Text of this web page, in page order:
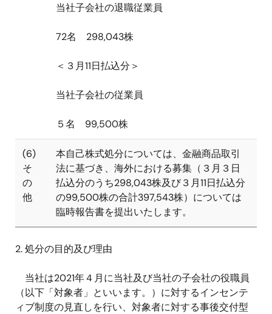
当社子会社の退職従業員
72名 298,043株
＜３月11日払込分＞
当社子会社の従業員
５名 99,500株
(6)
そ
の
他
本自己株式処分については、金融商品取引
法に基づき、海外における募集（３月３日
払込分のうち298,043株及び３月11日払込分
の99,500株の合計397,543株）については
臨時報告書を提出いたします。
2. 処分の目的及び理由
当社は2021年４月に当社及び当社の子会社の役職員
（以下「対象者」といいます。）に対するインセンテ
ィブ制度の見直しを行い、対象者に対する事後交付型